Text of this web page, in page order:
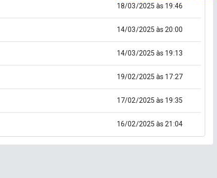
18/03/2025 às 19:46
14/03/2025 às 20:00
14/03/2025 às 19:13
19/02/2025 às 17:27
17/02/2025 às 19:35
16/02/2025 às 21:04